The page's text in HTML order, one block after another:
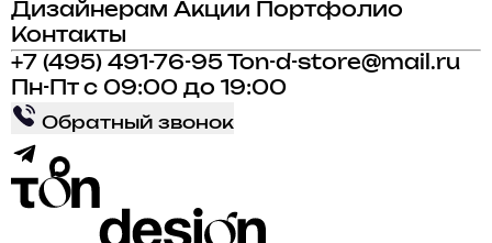
Дизайнерам Акции
Портфолио
Контакты
+7 (495) 491-76-95
Ton-d-store@mail.ru
Пн-Пт с 09:00 до 19:00
Обратный звонок